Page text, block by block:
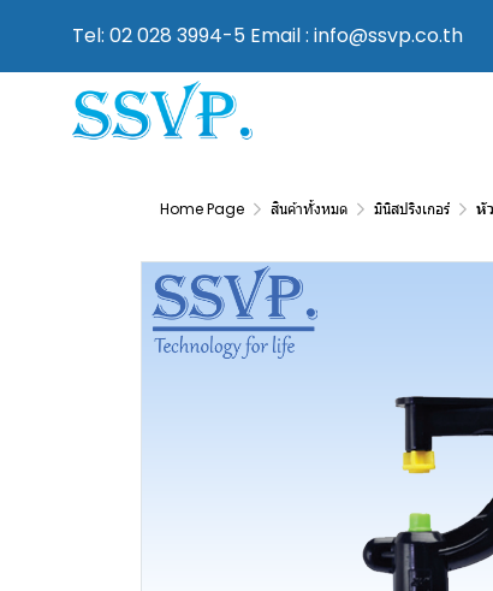
Tel: 02 028 3994-5 Email : info@ssvp.co.th
Home Page สินค้าทั้งหมด มินิสปริงเกอร์ หั